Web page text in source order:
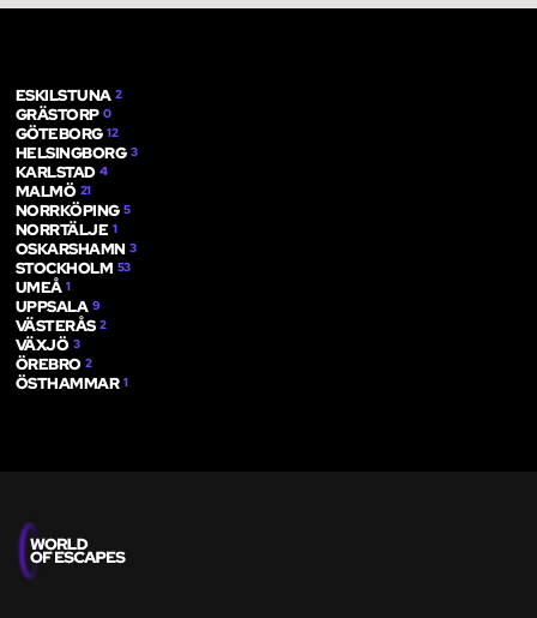
ESKILSTUNA 2
GRÄSTORP 0
GÖTEBORG 12
HELSINGBORG 3
KARLSTAD 4
MALMÖ 21
NORRKÖPING 5
NORRTÄLJE 1
OSKARSHAMN 3
STOCKHOLM 53
UMEÅ 1
UPPSALA 9
VÄSTERÅS 2
VÄXJÖ 3
ÖREBRO 2
ÖSTHAMMAR 1